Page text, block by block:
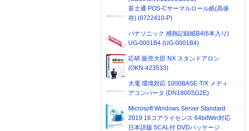
富士通 POS-Cサーマルロール紙(高保
存) (0722410-P)
パナソニック 感熱記録紙B4(6本入り)
UG-0001B4 (UG-0001B4)
応研 販売大臣 NX スタンドアロン
(OKN-423533)
大電 環境対応 1000BASE-T/X メディ
アコンバータ (DN1800SG2E)
Microsoft Windows Server Standard
2019 16コアライセンス 64bitWin対応
日本語版 5CAL付 DVDパッケージ